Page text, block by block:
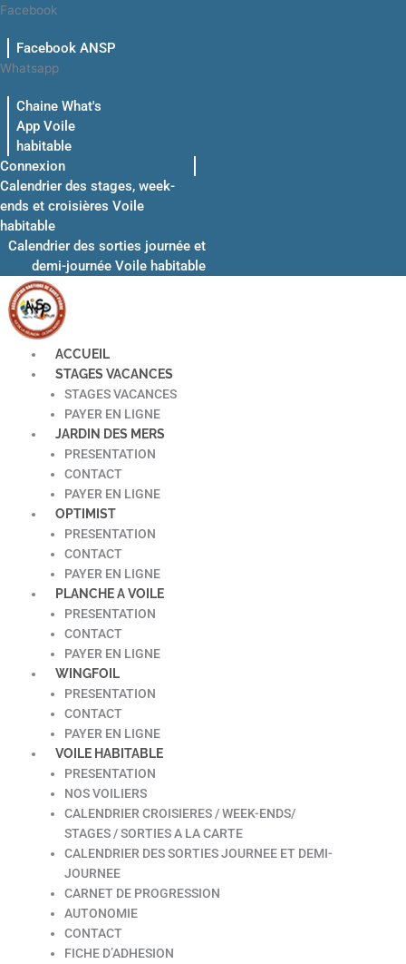
Aller
contenu
Facebook
Facebook ANSP
Whatsapp
Chaine What's
App Voile
habitable
Connexion
Calendrier des stages, week-
ends et croisières Voile
habitable
Calendrier des sorties journée et
demi-journée Voile habitable
ACCUEIL
STAGES VACANCES
STAGES VACANCES
PAYER EN LIGNE
JARDIN DES MERS
PRESENTATION
CONTACT
PAYER EN LIGNE
OPTIMIST
PRESENTATION
CONTACT
PAYER EN LIGNE
PLANCHE A VOILE
PRESENTATION
CONTACT
PAYER EN LIGNE
WINGFOIL
PRESENTATION
CONTACT
PAYER EN LIGNE
VOILE HABITABLE
PRESENTATION
NOS VOILIERS
CALENDRIER CROISIERES / WEEK-ENDS/
STAGES / SORTIES A LA CARTE
CALENDRIER DES SORTIES JOURNEE ET DEMI-
JOURNEE
CARNET DE PROGRESSION
AUTONOMIE
CONTACT
FICHE D’ADHESION